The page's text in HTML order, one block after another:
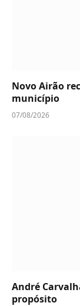
Novo Airão
município
07/08/2026
André
propósito